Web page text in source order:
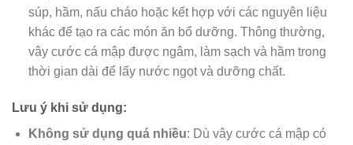
súp, hầm, nấu cháo hoặc kết hợp với các nguyên liệu
khác để tạo ra các món ăn bổ dưỡng. Thông thường,
vây cước cá mập được ngâm, làm sạch và hầm trong
thời gian dài để lấy nước ngọt và dưỡng chất.
Lưu ý khi sử dụng:
Không sử dụng quá nhiều: Dù vây cước cá mập có